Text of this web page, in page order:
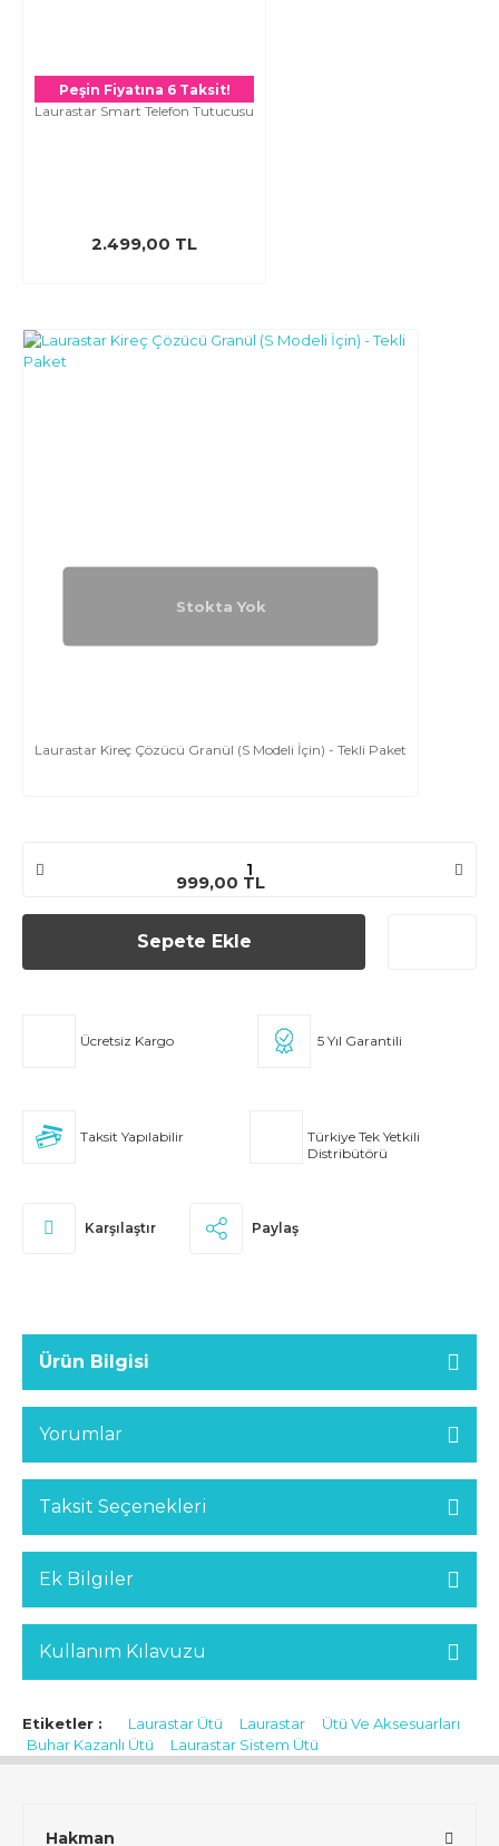
Peşin Fiyatına 6 Taksit!
Laurastar Smart Telefon Tutucusu
2.499,00 TL
Stokta Yok
Laurastar Kireç Çözücü Granül (S Modeli İçin) - Tekli Paket
999,00 TL
Sepete Ekle
Ücretsiz Kargo 5 Yıl Garantili
Taksit Yapılabilir
Türkiye Tek Yetkili
Distribütörü
Karşılaştır Paylaş
Ürün Bilgisi
Yorumlar
Taksit Seçenekleri
Ek Bilgiler
Kullanım Kılavuzu
Etiketler : Laurastar Ütü Laurastar
Ütü Ve Aksesuarları
Buhar Kazanlı Ütü
Laurastar Sistem Ütü
Hakman